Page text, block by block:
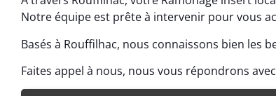
Notre équipe est prête à intervenir pour vous
Basés à Rouffilhac, nous connaissons bien les
Faites appel à nous, nous vous répondrons